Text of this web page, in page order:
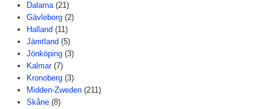
Dalarna (21)
Gävleborg (2)
Halland (11)
Jämtland (5)
Jönköping (3)
Kalmar (7)
Kronoberg (3)
Midden-Zweden (211)
Skåne (8)